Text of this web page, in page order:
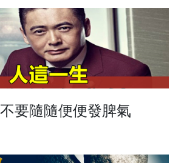
要隨隨便便發脾氣